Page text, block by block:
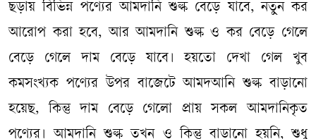
ছড়ায় বিভিন্ন পণ্যের আমদানি শুল্ক বেড়ে যাবে, নতুন কর
আরোপ করা হবে, আর আমদানি শুল্ক ও কর বেড়ে গেলে
বেড়ে গেলে দাম বেড়ে যাবে। হয়তো দেখা গেল খুব
কমসংখ্যক পণ্যের উপর বাজেটে আমদআনি শুল্ক বাড়ানো
হয়েছ, কিন্তু দাম বেড়ে গেলো প্রায় সকল আমদানিকৃত
পণ্যের। আমদানি শুল্ক তখন ও কিন্তু বাড়ানো হয়নি, শুধু